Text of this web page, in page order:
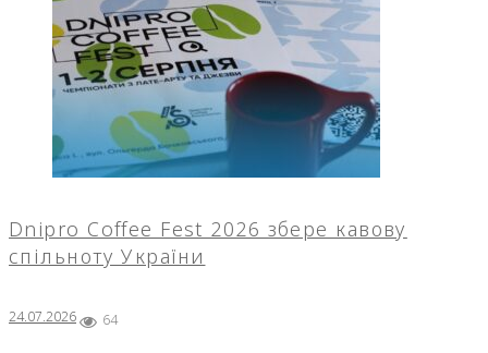
Dnipro Coffee Fest 2026 збере кавову
спільноту України
24.07.2026 64